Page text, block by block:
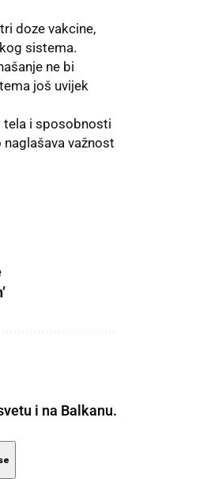
doze vakcine,
sistema.
ne bi
još uvijek
tela i sposobnosti
važnost
i na Balkanu.